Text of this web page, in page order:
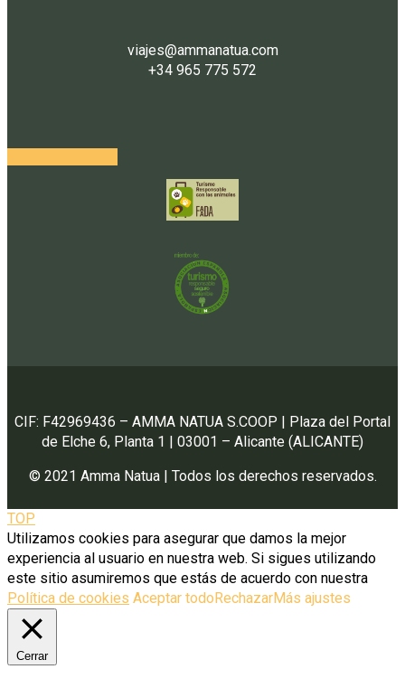
viajes@ammanatua.com
+34 965 775 572
CIF: F42969436 – AMMA NATUA S.COOP | Plaza del Portal
de Elche 6, Planta 1 | 03001 – Alicante (ALICANTE)
© 2021 Amma Natua | Todos los derechos reservados.
TOP
Utilizamos cookies para asegurar que damos la mejor
experiencia al usuario en nuestra web. Si sigues utilizando
este sitio asumiremos que estás de acuerdo con nuestra
Política de cookies Aceptar todoRechazarMás ajustes
Cerrar